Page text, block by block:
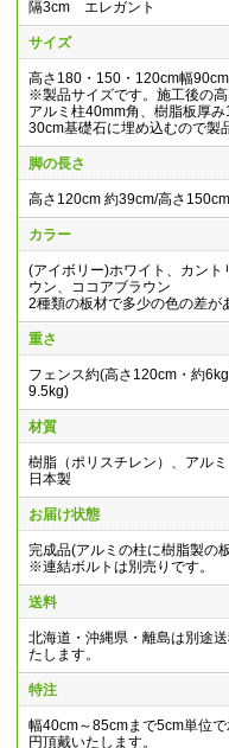
隔3cm エレガント
サイズ
高さ180・150・120cm幅90cm
※製品サイズです。施工後の高
アルミ柱40mm角、樹脂板厚み
30cm基礎石に埋め込むので製
脚の長さ
高さ120cm 約39cm/高さ
カラー
(アイボリー)ホワイト、カン
ウン、ココアブラウン
2種類の板材で多少の色の差が
重さ
フェンス約(高さ120cm・約
9.5kg)
材質
樹脂（ポリスチレン）、アルミ
日本製
お届け状態
完成品(アルミの柱に樹脂製の
※連結ボルトは別売りです。
送料
北海道・沖縄県・離島は別途
たします。
特注
幅40cm～85cmまで5cm単位
円頂戴いたします。